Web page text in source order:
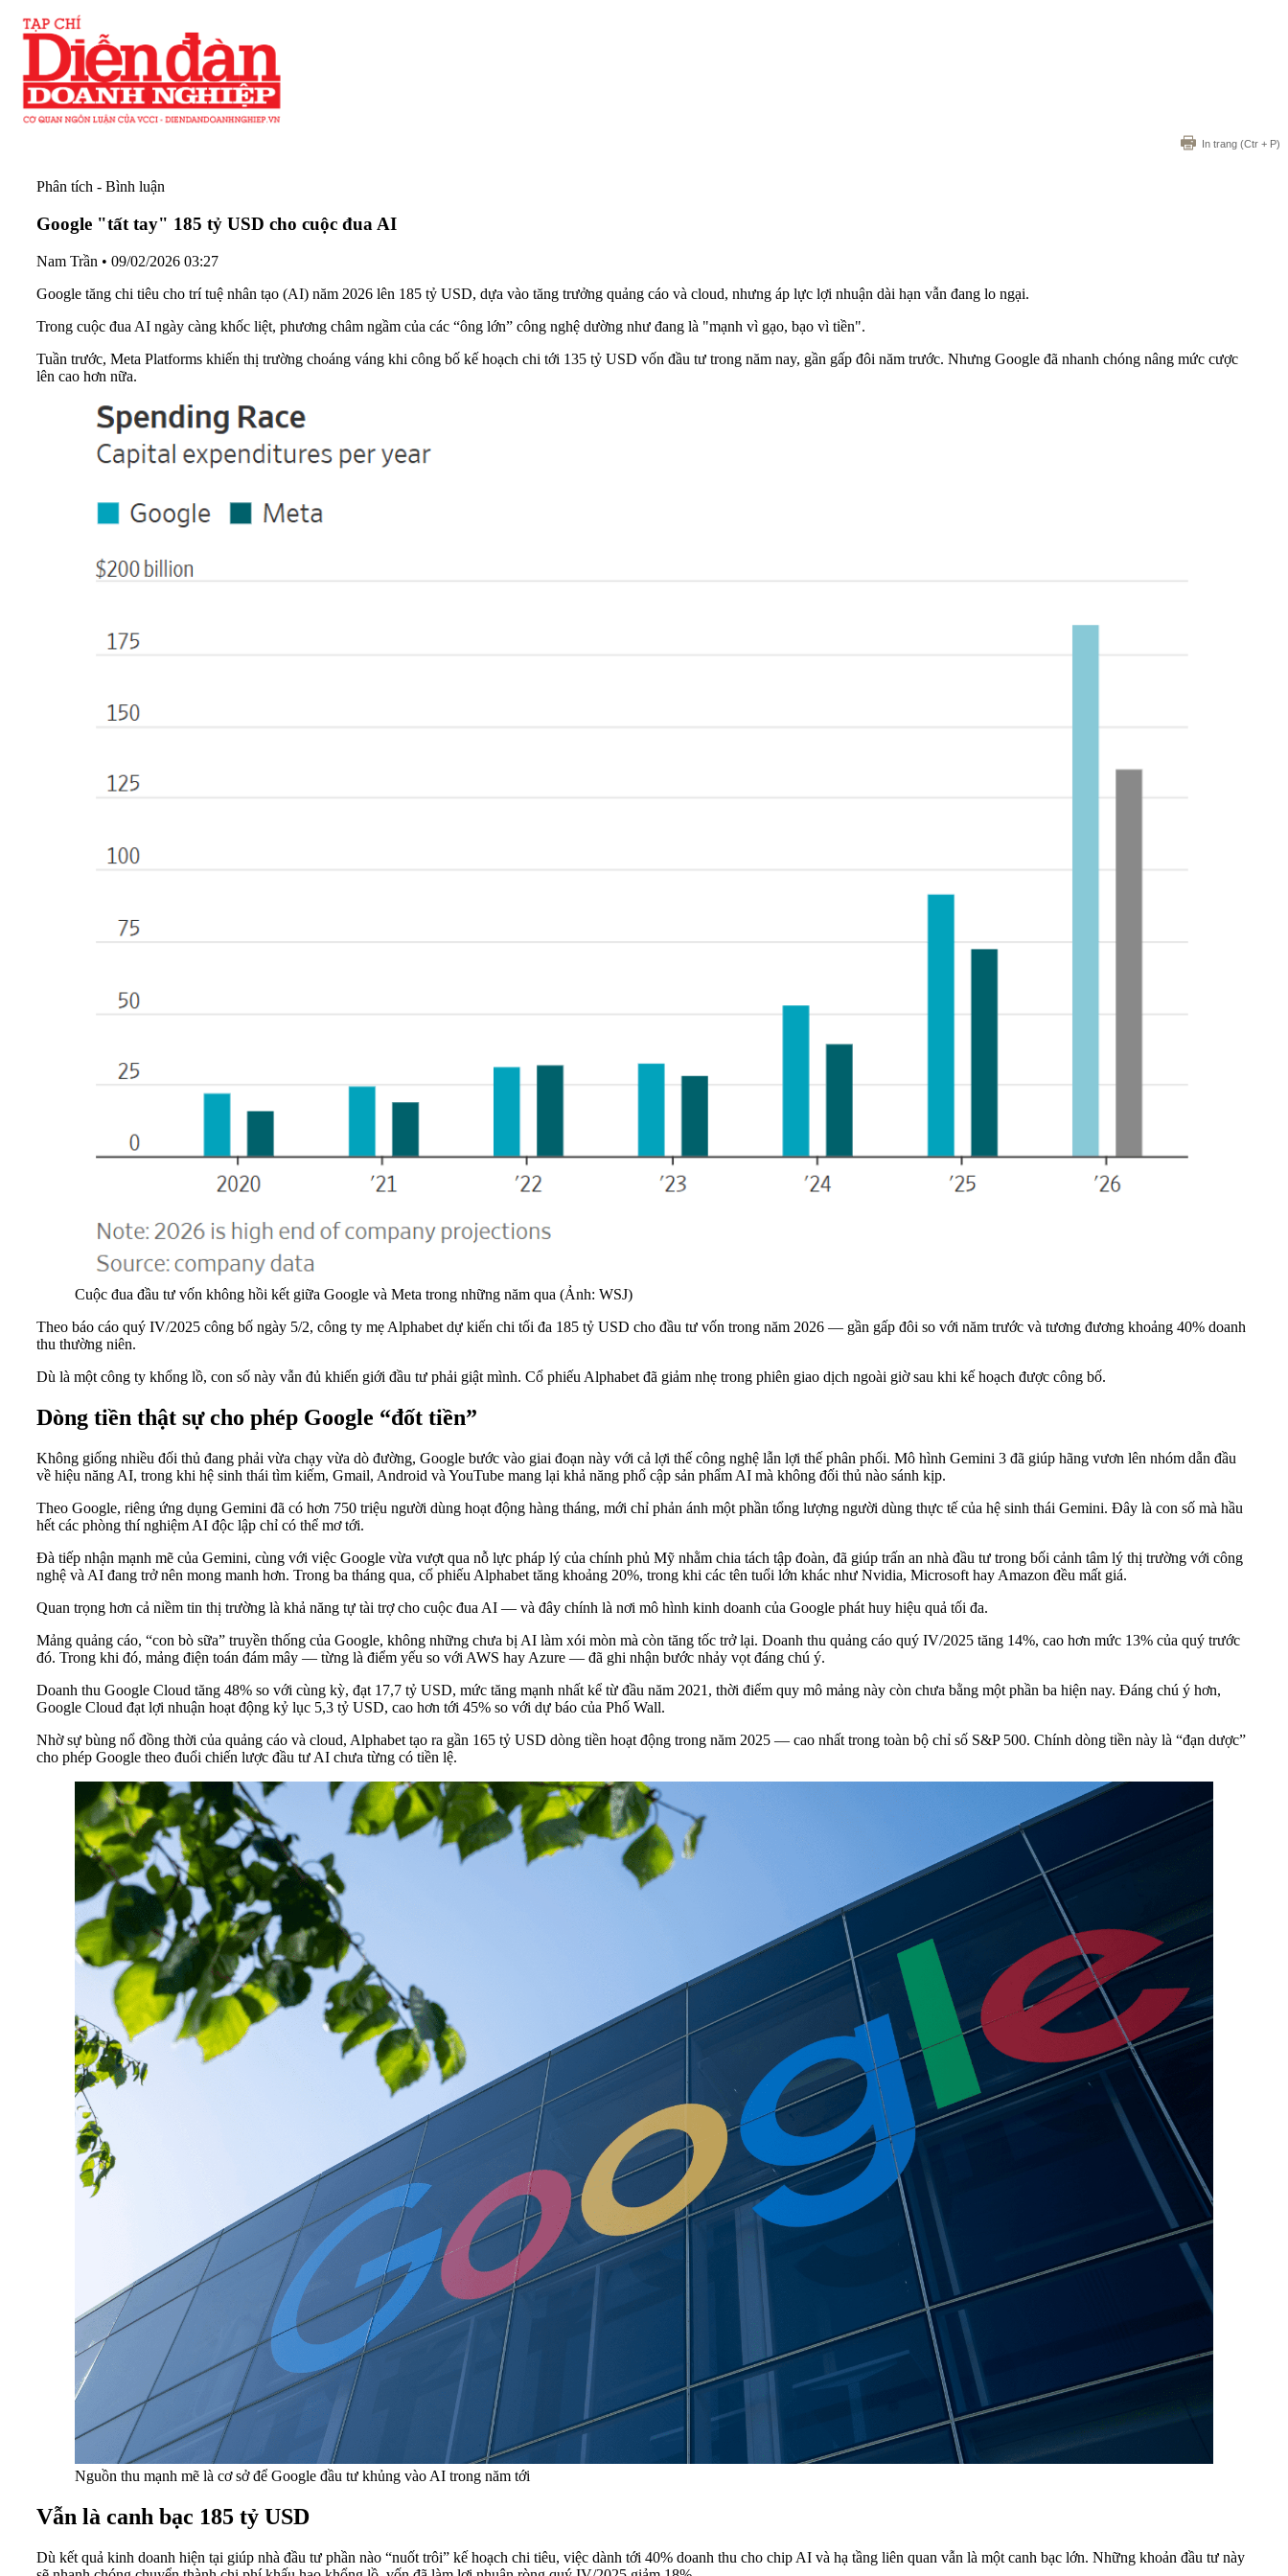
In trang (Ctr + P)
Phân tích - Bình luận
Google "tất tay" 185 tỷ USD cho cuộc đua AI
Nam Trần • 09/02/2026 03:27
Google tăng chi tiêu cho trí tuệ nhân tạo (AI) năm 2026 lên 185 tỷ USD, dựa vào tăng trưởng quảng cáo và cloud, nhưng áp lực lợi nhuận dài hạn vẫn đang lo ngại.
Trong cuộc đua AI ngày càng khốc liệt, phương châm ngầm của các “ông lớn” công nghệ dường như đang là "mạnh vì gạo, bạo vì tiền".
Tuần trước, Meta Platforms khiến thị trường choáng váng khi công bố kế hoạch chi tới 135 tỷ USD vốn đầu tư trong năm nay, gần gấp đôi năm trước. Nhưng Google đã nhanh chóng nâng mức cược
lên cao hơn nữa.
Cuộc đua đầu tư vốn không hồi kết giữa Google và Meta trong những năm qua (Ảnh: WSJ)
Theo báo cáo quý IV/2025 công bố ngày 5/2, công ty mẹ Alphabet dự kiến chi tối đa 185 tỷ USD cho đầu tư vốn trong năm 2026 — gần gấp đôi so với năm trước và tương đương khoảng 40% doanh
thu thường niên.
Dù là một công ty khổng lồ, con số này vẫn đủ khiến giới đầu tư phải giật mình. Cổ phiếu Alphabet đã giảm nhẹ trong phiên giao dịch ngoài giờ sau khi kế hoạch được công bố.
Dòng tiền thật sự cho phép Google “đốt tiền”
Không giống nhiều đối thủ đang phải vừa chạy vừa dò đường, Google bước vào giai đoạn này với cả lợi thế công nghệ lẫn lợi thế phân phối. Mô hình Gemini 3 đã giúp hãng vươn lên nhóm dẫn đầu
về hiệu năng AI, trong khi hệ sinh thái tìm kiếm, Gmail, Android và YouTube mang lại khả năng phổ cập sản phẩm AI mà không đối thủ nào sánh kịp.
Theo Google, riêng ứng dụng Gemini đã có hơn 750 triệu người dùng hoạt động hàng tháng, mới chỉ phản ánh một phần tổng lượng người dùng thực tế của hệ sinh thái Gemini. Đây là con số mà hầu
hết các phòng thí nghiệm AI độc lập chỉ có thể mơ tới.
Đà tiếp nhận mạnh mẽ của Gemini, cùng với việc Google vừa vượt qua nỗ lực pháp lý của chính phủ Mỹ nhằm chia tách tập đoàn, đã giúp trấn an nhà đầu tư trong bối cảnh tâm lý thị trường với công
nghệ và AI đang trở nên mong manh hơn. Trong ba tháng qua, cổ phiếu Alphabet tăng khoảng 20%, trong khi các tên tuổi lớn khác như Nvidia, Microsoft hay Amazon đều mất giá.
Quan trọng hơn cả niềm tin thị trường là khả năng tự tài trợ cho cuộc đua AI — và đây chính là nơi mô hình kinh doanh của Google phát huy hiệu quả tối đa.
Mảng quảng cáo, “con bò sữa” truyền thống của Google, không những chưa bị AI làm xói mòn mà còn tăng tốc trở lại. Doanh thu quảng cáo quý IV/2025 tăng 14%, cao hơn mức 13% của quý trước
đó. Trong khi đó, mảng điện toán đám mây — từng là điểm yếu so với AWS hay Azure — đã ghi nhận bước nhảy vọt đáng chú ý.
Doanh thu Google Cloud tăng 48% so với cùng kỳ, đạt 17,7 tỷ USD, mức tăng mạnh nhất kể từ đầu năm 2021, thời điểm quy mô mảng này còn chưa bằng một phần ba hiện nay. Đáng chú ý hơn,
Google Cloud đạt lợi nhuận hoạt động kỷ lục 5,3 tỷ USD, cao hơn tới 45% so với dự báo của Phố Wall.
Nhờ sự bùng nổ đồng thời của quảng cáo và cloud, Alphabet tạo ra gần 165 tỷ USD dòng tiền hoạt động trong năm 2025 — cao nhất trong toàn bộ chỉ số S&P 500. Chính dòng tiền này là “đạn dược”
cho phép Google theo đuổi chiến lược đầu tư AI chưa từng có tiền lệ.
Nguồn thu mạnh mẽ là cơ sở để Google đầu tư khủng vào AI trong năm tới
Vẫn là canh bạc 185 tỷ USD
Dù kết quả kinh doanh hiện tại giúp nhà đầu tư phần nào “nuốt trôi” kế hoạch chi tiêu, việc dành tới 40% doanh thu cho chip AI và hạ tầng liên quan vẫn là một canh bạc lớn. Những khoản đầu tư này